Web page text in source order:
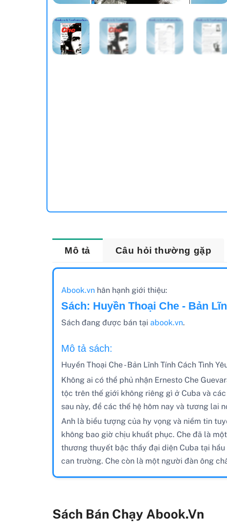
Mô tả Câu hỏi thường gặp
Abook.vnhân hạnh giới thiệu:
Sách: Huyền Thoại Che - Bản
Sách đang được bán tại abook.vn.
Mô tả sách:
Huyền Thoại Che - Bản Lĩnh Tính Cách Tình
Không ai có thể phủ nhận Ernesto Che
tộc trên thế giới không riêng gì ở Cuba và
sau này, để các thế hệ hôm nay và tương lai
Anh là biểu tượng của hy vọng và niềm tin
không bao giờ chịu khuất phục. Che đã là
thương thuyết bậc thầy đại diện Cuba tại
can trường. Che còn là một người đàn ông
Sách Bán Chạy Abook.vn